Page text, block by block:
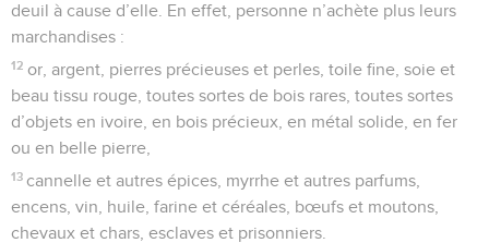
deuil à cause d’elle. En effet, personne n’achète plus leurs
marchandises :
12 or, argent, pierres précieuses et perles, toile fine, soie et
beau tissu rouge, toutes sortes de bois rares, toutes sortes
d’objets en ivoire, en bois précieux, en métal solide, en fer
ou en belle pierre,
13 cannelle et autres épices, myrrhe et autres parfums,
encens, vin, huile, farine et céréales, bœufs et moutons,
chevaux et chars, esclaves et prisonniers.